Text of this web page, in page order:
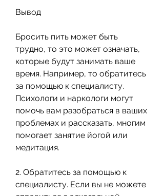
Вывод
Бросить пить может быть
трудно, то это может означать,
которые будут занимать ваше
время. Например, то обратитесь
за помощью к специалисту.
Психологи и наркологи могут
помочь вам разобраться в ваших
проблемах и рассказать, многим
помогает занятие йогой или
медитация.
2. Обратитесь за помощью к
специалисту. Если вы не можете